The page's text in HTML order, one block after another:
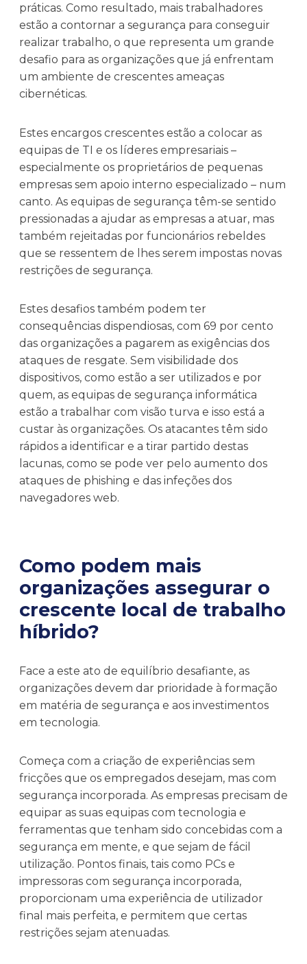
práticas. Como resultado, mais trabalhadores
estão a contornar a segurança para conseguir
realizar trabalho, o que representa um grande
desafio para as organizações que já enfrentam
um ambiente de crescentes ameaças
cibernéticas.
Estes encargos crescentes estão a colocar as
equipas de TI e os líderes empresariais –
especialmente os proprietários de pequenas
empresas sem apoio interno especializado – num
canto. As equipas de segurança têm-se sentido
pressionadas a ajudar as empresas a atuar, mas
também rejeitadas por funcionários rebeldes
que se ressentem de lhes serem impostas novas
restrições de segurança.
Estes desafios também podem ter
consequências dispendiosas, com 69 por cento
das organizações a pagarem as exigências dos
ataques de resgate. Sem visibilidade dos
dispositivos, como estão a ser utilizados e por
quem, as equipas de segurança informática
estão a trabalhar com visão turva e isso está a
custar às organizações. Os atacantes têm sido
rápidos a identificar e a tirar partido destas
lacunas, como se pode ver pelo aumento dos
ataques de phishing e das infeções dos
navegadores web.
Como podem mais
organizações assegurar o
crescente local de trabalho
híbrido?
Face a este ato de equilíbrio desafiante, as
organizações devem dar prioridade à formação
em matéria de segurança e aos investimentos
em tecnologia.
Começa com a criação de experiências sem
fricções que os empregados desejam, mas com
segurança incorporada. As empresas precisam de
equipar as suas equipas com tecnologia e
ferramentas que tenham sido concebidas com a
segurança em mente, e que sejam de fácil
utilização. Pontos finais, tais como PCs e
impressoras com segurança incorporada,
proporcionam uma experiência de utilizador
final mais perfeita, e permitem que certas
restrições sejam atenuadas.